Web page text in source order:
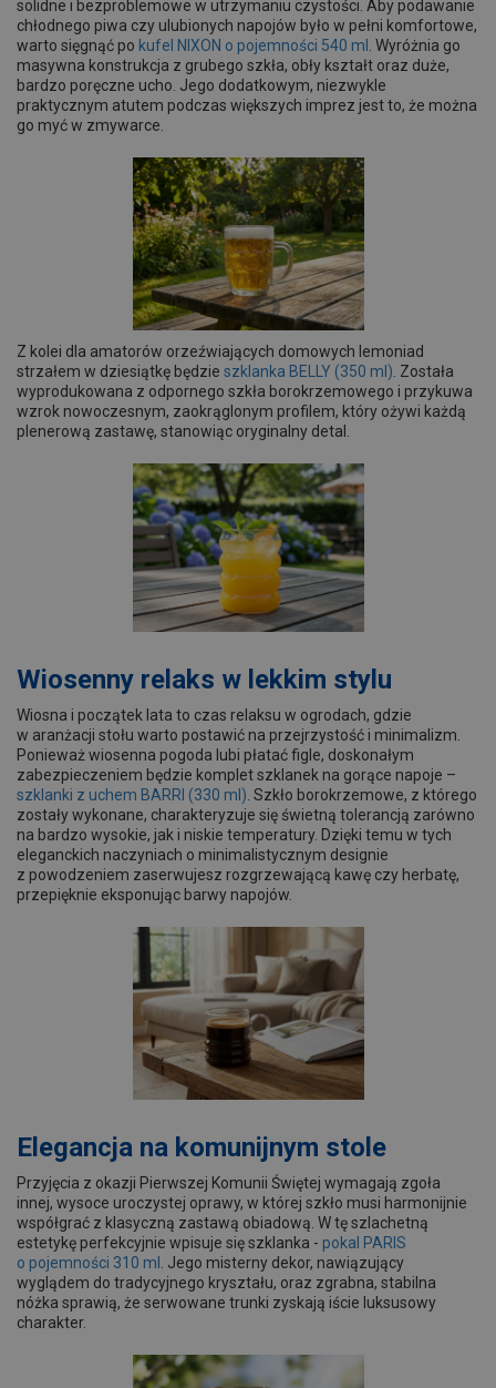
solidne i bezproblemowe w utrzymaniu czystości. Aby podawanie
chłodnego piwa czy ulubionych napojów było w pełni komfortowe,
warto sięgnąć po kufel NIXON o pojemności 540 ml
. Wyróżnia go
masywna konstrukcja z grubego szkła, obły kształt oraz duże,
bardzo poręczne ucho. Jego dodatkowym, niezwykle
praktycznym atutem podczas większych imprez jest to, że można
go myć w zmywarce.
Z kolei dla amatorów orzeźwiających domowych lemoniad
strzałem w dziesiątkę będzie szklanka BELLY (350 ml) . Została
wyprodukowana z odpornego szkła borokrzemowego i przykuwa
wzrok nowoczesnym, zaokrąglonym profilem, który ożywi każdą
plenerową zastawę, stanowiąc oryginalny detal.
Wiosenny relaks w lekkim stylu
Wiosna i początek lata to czas relaksu w ogrodach, gdzie
w aranżacji stołu warto postawić na przejrzystość i minimalizm.
Ponieważ wiosenna pogoda lubi płatać figle, doskonałym
zabezpieczeniem będzie komplet szklanek na gorące napoje –
szklanki z uchem BARRI (330 ml). Szkło borokrzemowe, z którego
zostały wykonane, charakteryzuje się świetną tolerancją zarówno
na bardzo wysokie, jak i niskie temperatury. Dzięki temu w tych
eleganckich naczyniach o minimalistycznym designie
z powodzeniem zaserwujesz rozgrzewającą kawę czy herbatę,
przepięknie eksponując barwy napojów.
Elegancja na komunijnym stole
Przyjęcia z okazji Pierwszej Komunii Świętej wymagają zgoła
innej, wysoce uroczystej oprawy, w której szkło musi harmonijnie
współgrać z klasyczną zastawą obiadową. W tę szlachetną
estetykę perfekcyjnie wpisuje się szklanka - pokal PARIS
o pojemności 310 ml . Jego misterny dekor, nawiązujący
wyglądem do tradycyjnego kryształu, oraz zgrabna, stabilna
nóżka sprawią, że serwowane trunki zyskają iście luksusowy
charakter.